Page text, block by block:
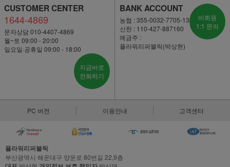
CUSTOMER CENTER
1644-4869
문자상담 010-4407-4869
월~토 09:00 - 20:00
일요일·공휴일 09:00 - 18:00
지금바로
전화하기
BANK ACCOUNT
농협 : 355-0032-7705-13
신한 : 110-427-887160
예금주 :
플라워리퍼블릭(박상현)
비회원
1:1 문의
PC 버전 이용안내 고객센터
플라워리퍼블릭
부산광역시 해운대구 양운로 80번길 22,9층